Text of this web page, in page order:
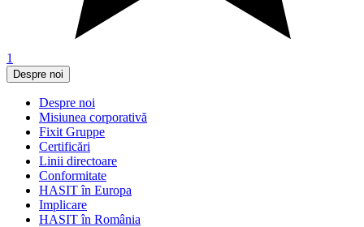
1
Despre noi
Despre noi
Misiunea corporativă
Fixit Gruppe
Certificări
Linii directoare
Conformitate
HASIT în Europa
Implicare
HASIT în România